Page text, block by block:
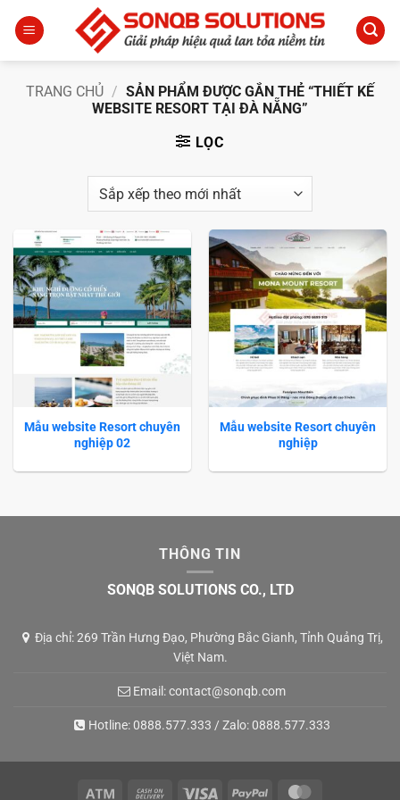
qua
TRANG CHỦ / SẢN PHẨM ĐƯỢC GẮN THẺ “THIẾT KẾ
WEBSITE RESORT TẠI ĐÀ NẴNG”
LỌC
Mẫu website Resort chuyên
nghiệp 02
Mẫu website Resort chuyên
nghiệp
THÔNG TIN
SONQB SOLUTIONS CO., LTD
Địa chỉ: 269 Trần Hưng Đạo, Phường Bắc Gianh, Tỉnh Quảng Trị,
Việt Nam.
Email:contact@sonqb.com
Hotline:0888.577.333 / Zalo:0888.577.333
Atm Cash Visa PayPal